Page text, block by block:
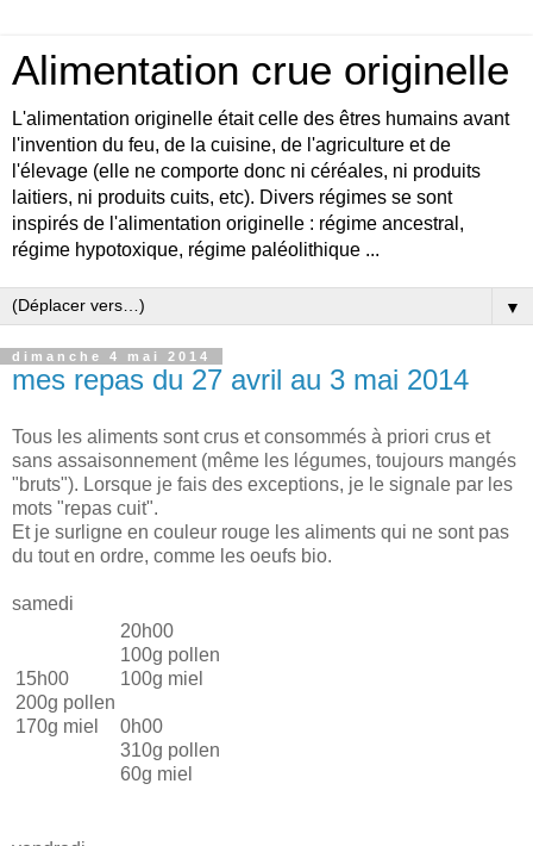
Alimentation crue originelle
L'alimentation originelle était celle des êtres humains avant
l'invention du feu, de la cuisine, de l'agriculture et de
l'élevage (elle ne comporte donc ni céréales, ni produits
laitiers, ni produits cuits, etc). Divers régimes se sont
inspirés de l'alimentation originelle : régime ancestral,
régime hypotoxique, régime paléolithique ...
▼
dimanche 4 mai 2014
mes repas du 27 avril au 3 mai 2014
Tous les aliments sont crus et consommés à priori crus et
sans assaisonnement (même les légumes, toujours mangés
"bruts"). Lorsque je fais des exceptions, je le signale par les
mots "repas cuit".
Et je surligne en couleur rouge les aliments qui ne sont pas
du tout en ordre, comme les oeufs bio.
samedi
15h00
200g pollen
170g miel
20h00
100g pollen
100g miel
0h00
310g pollen
60g miel